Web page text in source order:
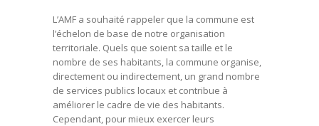
L’AMF a souhaité rappeler que la commune est
l’échelon de base de notre organisation
territoriale. Quels que soient sa taille et le
nombre de ses habitants, la commune organise,
directement ou indirectement, un grand nombre
de services publics locaux et contribue à
améliorer le cadre de vie des habitants.
Cependant, pour mieux exercer leurs